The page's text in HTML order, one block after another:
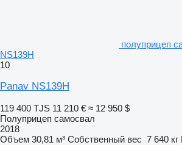
полуприцеп
NS139H
10
Panav NS139H
119 400 TJS 11 210 € ≈ 12 950 $
Полуприцеп самосвал
2018
Объем 30,81 м³ Собственный вес 7 640 кг